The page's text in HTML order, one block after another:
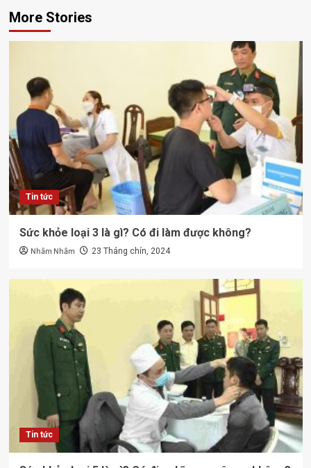
More Stories
Tin tức
Sức khỏe loại 3 là gì? Có đi làm được không?
Nhâm Nhâm 23 Tháng chín, 2024
Tin tức